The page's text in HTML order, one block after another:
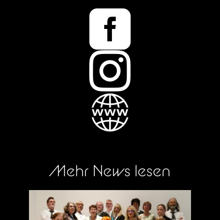


Mehr News lesen